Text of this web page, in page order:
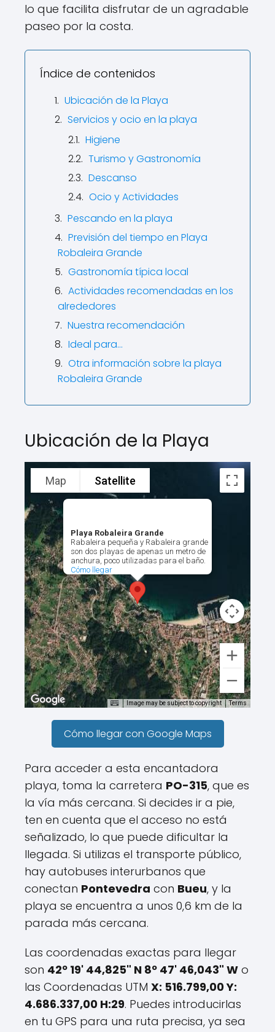
lo que facilita disfrutar de un agradable
paseo por la costa.
Índice de contenidos
Ubicación de la Playa
Servicios y ocio en la playa
Higiene
Turismo y Gastronomía
Descanso
Ocio y Actividades
Pescando en la playa
Previsión del tiempo en Playa
Robaleira Grande
Gastronomía típica local
Actividades recomendadas en los
alrededores
Nuestra recomendación
Ideal para…
Otra información sobre la playa
Robaleira Grande
Ubicación de la Playa
Playa Robaleira Grande
Rabaleira pequeña y Rabaleira grande
son dos playas de apenas un metro de
anchura, poco utilizadas para el baño.
Cómo llegar
Map Satellite
Image may be subject to copyright Terms
Cómo llegar con Google Maps
Para acceder a esta encantadora
playa, toma la carretera PO-315, que es
la vía más cercana. Si decides ir a pie,
ten en cuenta que el acceso no está
señalizado, lo que puede dificultar la
llegada. Si utilizas el transporte público,
hay autobuses interurbanos que
conectan Pontevedra con Bueu, y la
playa se encuentra a unos 0,6 km de la
parada más cercana.
Las coordenadas exactas para llegar
son 42º 19' 44,825" N 8º 47' 46,043" W o
las Coordenadas UTM X: 516.799,00 Y:
4.686.337,00 H:29. Puedes introducirlas
en tu GPS para una ruta precisa, ya sea